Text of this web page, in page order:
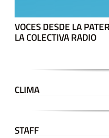
VOCES DESDE LA
LA COLECTIVA RADIO
CLIMA
STAFF